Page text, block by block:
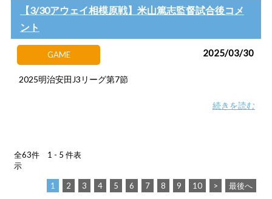
【3/30アウェイ相模原戦】米山篤志監督試合後コメ
ント
GAME 2025/03/30
2025明治安田J3リーグ第7節
続きを読む
全63件 1 - 5 件表
示
1 2 3 4 5 6 7 8 9 10 > 最後へ